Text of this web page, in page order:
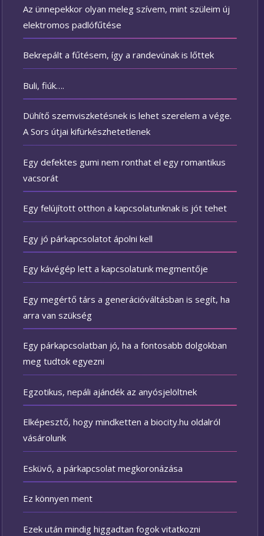
Az ünnepekkor olyan meleg szívem, mint szüleim új
elektromos padlófűtése
Bekrepált a fűtésem, így a randevúnak is lőttek
Buli, fiúk….
Dühítő szemviszketésnek is lehet szerelem a vége.
A Sors útjai kifürkészhetetlenek
Egy defektes gumi nem ronthat el egy romantikus
vacsorát
Egy felújított otthon a kapcsolatunknak is jót tehet
Egy jó párkapcsolatot ápolni kell
Egy kávégép lett a kapcsolatunk megmentője
Egy megértő társ a generációváltásban is segít, ha
arra van szükség
Egy párkapcsolatban jó, ha a fontosabb dolgokban
meg tudtok egyezni
Egzotikus, nepáli ajándék az anyósjelöltnek
Elképesztő, hogy mindketten a biocity.hu oldalról
vásárolunk
Esküvő, a párkapcsolat megkoronázása
Ez könnyen ment
Ezek után mindig higgadtan fogok vitatkozni